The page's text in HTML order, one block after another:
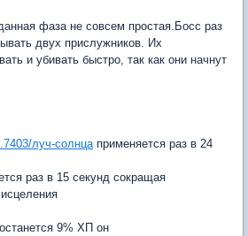
фаза не совсем простая.Босс раз
двух прислужников. Их
и убивать быстро, так как они начнут
луч-солнцаприменяется раз в 24
раз в 15 секунд сокращая
9% ХП он